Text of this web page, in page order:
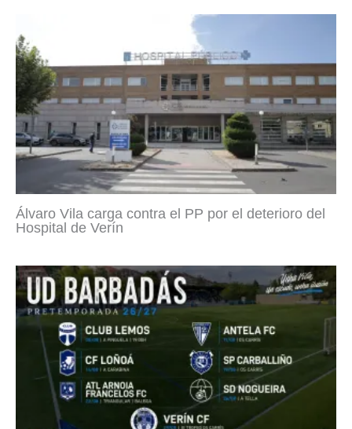
Álvaro Vila carga contra el PP por el deterioro del
Hospital de Verín